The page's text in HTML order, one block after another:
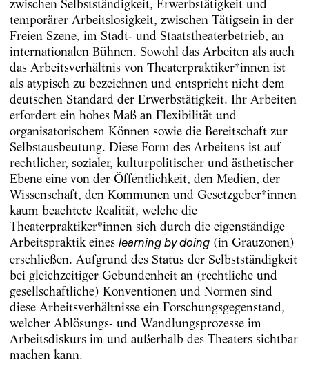
zwischen Selbstständigkeit, Erwerbstätigkeit und
temporärer Arbeitslosigkeit, zwischen Tätigsein in der
Freien Szene, im Stadt- und Staatstheaterbetrieb, an
internationalen Bühnen. Sowohl das Arbeiten als auch
das Arbeitsverhältnis von Theaterpraktiker*innen ist
als atypisch zu bezeichnen und entspricht nicht dem
deutschen Standard der Erwerbstätigkeit. Ihr Arbeiten
erfordert ein hohes Maß an Flexibilität und
organisatorischem Können sowie die Bereitschaft zur
Selbstausbeutung. Diese Form des Arbeitens ist auf
rechtlicher, sozialer, kulturpolitischer und ästhetischer
Ebene eine von der Öffentlichkeit, den Medien, der
Wissenschaft, den Kommunen und Gesetzgeber*innen
kaum beachtete Realität, welche die
Theaterpraktiker*innen sich durch die eigenständige
Arbeitspraktik eines learning by doing(in Grauzonen)
erschließen. Aufgrund des Status der Selbstständigkeit
bei gleichzeitiger Gebundenheit an (rechtliche und
gesellschaftliche) Konventionen und Normen sind
diese Arbeitsverhältnisse ein Forschungsgegenstand,
welcher Ablösungs- und Wandlungsprozesse im
Arbeitsdiskurs im und außerhalb des Theaters sichtbar
machen kann.